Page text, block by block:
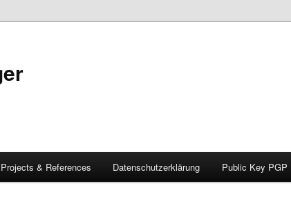
Projects & References Datenschutzerklärung Public Key PGP